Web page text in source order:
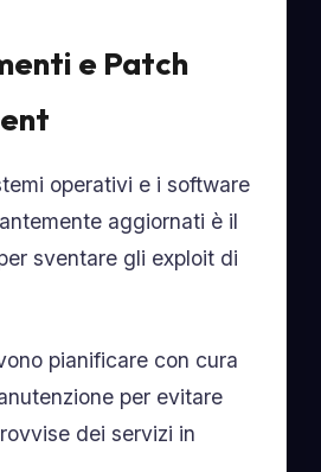
e Patch
operativi e i software
aggiornati è il
sventare gli exploit di
pianificare con cura
per evitare
dei servizi in